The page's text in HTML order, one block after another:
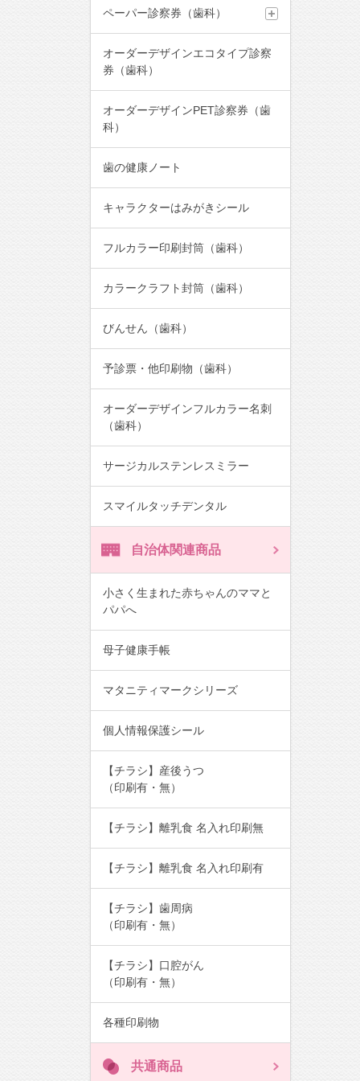
ペーパー診察券（歯科）
オーダーデザインエコタイプ診察
券（歯科）
オーダーデザインPET診察券（歯
科）
歯の健康ノート
キャラクターはみがきシール
フルカラー印刷封筒（歯科）
カラークラフト封筒（歯科）
びんせん（歯科）
予診票・他印刷物（歯科）
オーダーデザインフルカラー名刺
（歯科）
サージカルステンレスミラー
スマイルタッチデンタル
自治体関連商品
小さく生まれた赤ちゃんのママと
パパへ
母子健康手帳
マタニティマークシリーズ
個人情報保護シール
【チラシ】産後うつ
（印刷有・無）
【チラシ】離乳食 名入れ印刷無
【チラシ】離乳食 名入れ印刷有
【チラシ】歯周病
（印刷有・無）
【チラシ】口腔がん
（印刷有・無）
各種印刷物
共通商品